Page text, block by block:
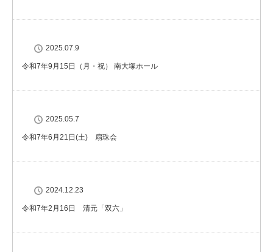
2025.07.9
令和7年9月15日（月・祝） 南大塚ホール
2025.05.7
令和7年6月21日(土) 扇珠会
2024.12.23
令和7年2月16日 清元「双六」